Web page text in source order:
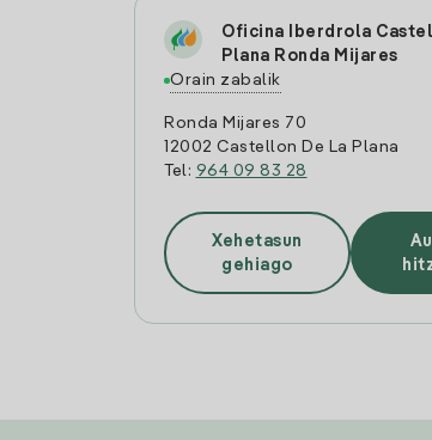
Oficina Iberdrola
Plana Ronda Mijares
Orain zabalik
Ronda Mijares 70
12002 Castellon De La Plana
Tel: 964 09 83 28
Xehetasun
gehiago